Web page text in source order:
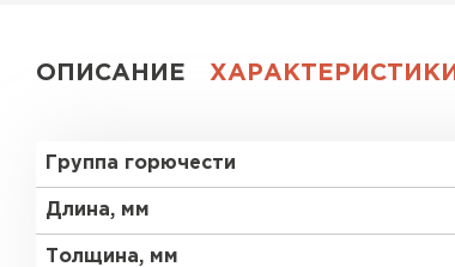
ОПИСАНИЕ ХАРАКТЕРИСТИКИ
Группа горючести
Длина, мм
Толщина, мм
ПЕРЕЙТИ
Утеплитель Белтеп